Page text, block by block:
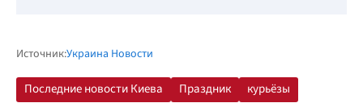
Источник:Украина Новости
Последние новости Киева Праздник курьёзы